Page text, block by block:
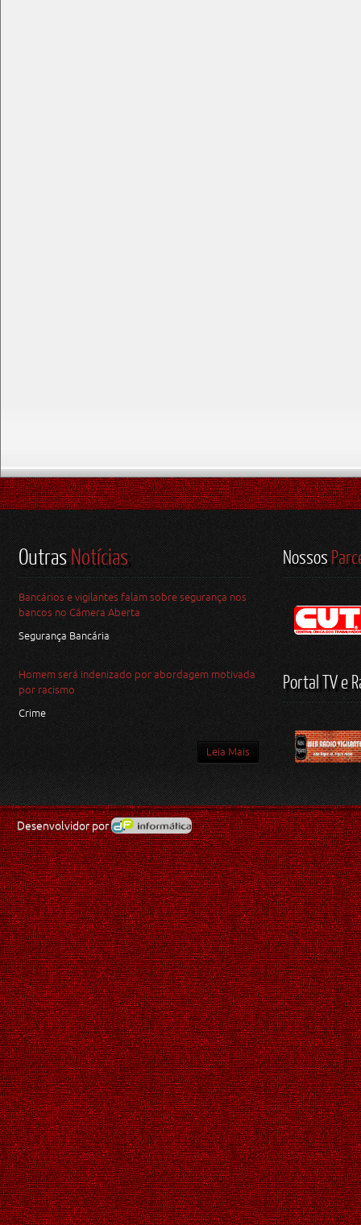
OutrasNotícias
Bancários e vigilantes falam sobre segurança nos
bancos no Câmera Aberta
Segurança Bancária
Homem será indenizado por abordagem motivada
por racismo
Crime
Leia Mais
Nossos
Portal TV e
Desenvolvidor por